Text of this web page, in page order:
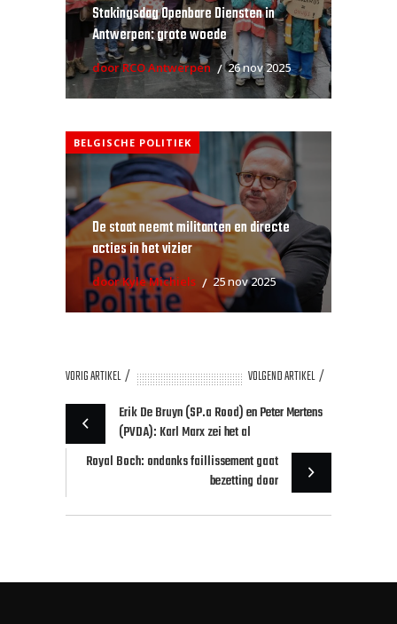
Stakingsdag Openbare Diensten in
Antwerpen: grote woede
door RCO Antwerpen 26 nov 2025
BELGISCHE POLITIEK
De staat neemt militanten en directe
acties in het vizier
door Kyle Michiels 25 nov 2025
VORIG ARTIKEL
VOLGEND ARTIKEL
Erik De Bruyn (SP.a Rood) en Peter Mertens
(PVDA): Karl Marx zei het al
Royal Boch: ondanks faillissement gaat
bezetting door